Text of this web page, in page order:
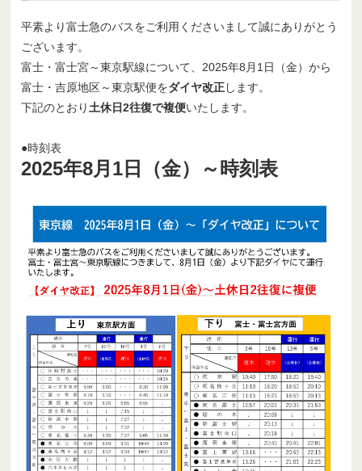
平素より富士急のバスをご利用くださいまして誠にありがとう
ございます。
富士・富士宮～東京駅線について、2025年8月1日（金）から
富士・吉原地区～東京駅便をダイヤ改正します。
下記のとおり 土休日2往復で複便いたします。
●時刻表
2025年8月1日（金）～時刻表